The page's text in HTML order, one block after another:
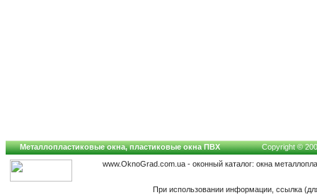
Металлопластиковые окна, пластиковые окна ПВХ
Copyright ©
www.OknoGrad.com.ua - оконный каталог: окна
При использовании информации, ссылка